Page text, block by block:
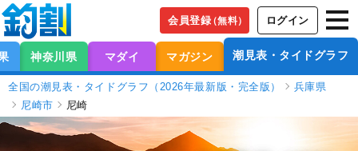
会員登録（無料） ログイン
神奈川県 マダイ マガジン 潮見表・タイドグラフ
全国の潮見表・タイドグラフ（2026年最新版・完全版）
兵庫県
尼崎市
尼崎